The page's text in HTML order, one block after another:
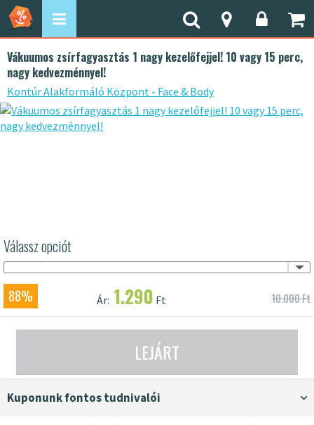
Vákuumos zsírfagyasztás 1 nagy kezelőfejjel! 10 vagy 15 perc,
nagy kedvezménnyel!
Kontúr Alakformáló Központ - Face & Body
Válassz opciót
88% Ár: 1.290 Ft 10.000 Ft
LEJÁRT
Kuponunk fontos tudnivalói